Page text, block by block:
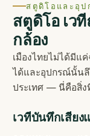
สตูดิโอและอุ
สตูดิโอ เว
กล้อง
เมืองไทยไม่ได้มี
ได้และอุปกรณ์นั้น
ประเทศ — นี่คือสิ่
เวทีบันทึกเสีย